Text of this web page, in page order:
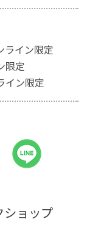
ライン限定
限定
イン限定
ショップ